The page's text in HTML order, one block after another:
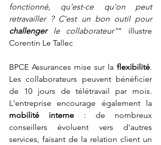
fonctionné, qu'est-ce qu'on peut
retravailler ? C'est un bon outil pour
challenger le collaborateur"” illustre
Corentin Le Tallec
BPCE Assurances mise sur la flexibilité.
Les collaborateurs peuvent bénéficier
de 10 jours de télétravail par mois.
L'entreprise encourage également la
mobilité interne : de nombreux
conseillers évoluent vers d'autres
services, faisant de la relation client un